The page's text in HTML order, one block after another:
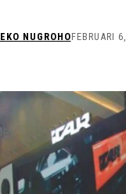
EKO NUGROHOFEBRUARI